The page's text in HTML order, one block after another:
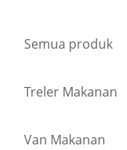
Semua produk
Treler Makanan
Van Makanan